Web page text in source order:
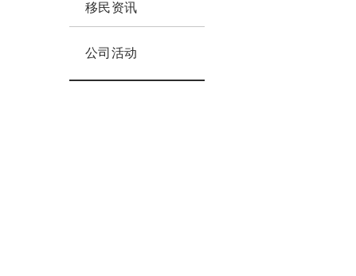
移民资讯
公司活动